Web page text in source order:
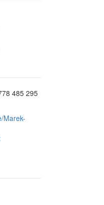
485 295
Marek-